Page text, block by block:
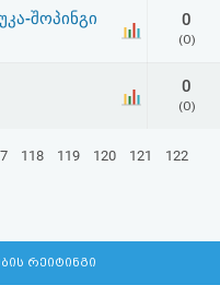
შოპინგი 0
(0)
0
(0)
118 119 120 121 122
რეიტინგი